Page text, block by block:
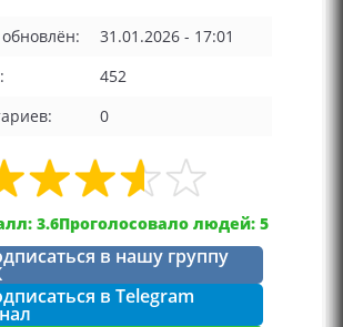
31.01.2026 - 17:01
452
0
3.6Проголосовало людей: 5
в нашу группу
в Telegram